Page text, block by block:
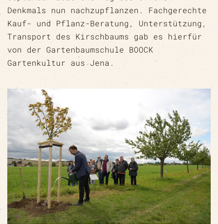
Denkmals nun nachzupflanzen. Fachgerechte
Kauf- und Pflanz-Beratung, Unterstützung,
Transport des Kirschbaums gab es hierfür
von der Gartenbaumschule BOOCK
Gartenkultur aus Jena.